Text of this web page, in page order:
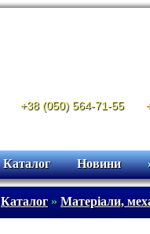
+38 (050) 564-71-55
Каталог Новини
Каталог» Матеріали,